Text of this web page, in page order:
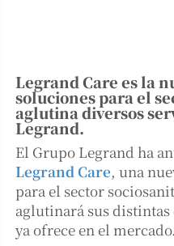
Legrand Care es la
soluciones para el
aglutina diversos
Legrand.
El Grupo Legrand ha
Legrand Care, una
para el sector
aglutinará sus
ya ofrece en el mercado.